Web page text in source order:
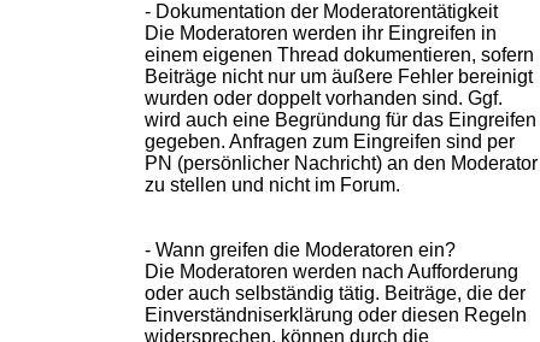
- Dokumentation der Moderatorentätigkeit
Die Moderatoren werden ihr Eingreifen in
einem eigenen Thread dokumentieren, sofern
Beiträge nicht nur um äußere Fehler bereinigt
wurden oder doppelt vorhanden sind. Ggf.
wird auch eine Begründung für das Eingreifen
gegeben. Anfragen zum Eingreifen sind per
PN (persönlicher Nachricht) an den Moderator
zu stellen und nicht im Forum.
- Wann greifen die Moderatoren ein?
Die Moderatoren werden nach Aufforderung
oder auch selbständig tätig. Beiträge, die der
Einverständniserklärung oder diesen Regeln
widersprechen, können durch die